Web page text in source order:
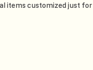
items customized just for